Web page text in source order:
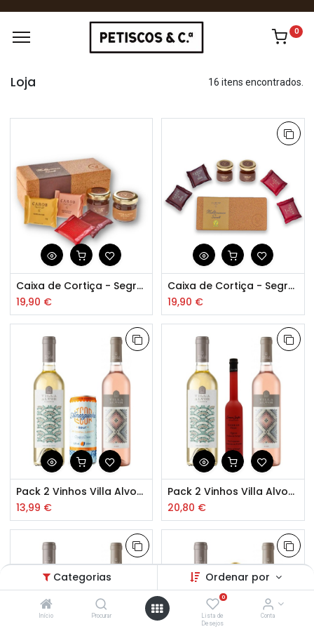
Categorias Ordenar por
Início Procurar
0
Lista de
Desejos
Conta
0
Loja 16 itens encontrados.
Caixa de Cortiça - Segredos de Alfarroba
19,90 €
Caixa de Cortiça - Segredos de Alfarroba Vegan
19,90 €
Pack 2 Vinhos Villa Alvor e Amarguinha
13,99 €
Pack 2 Vinhos Villa Alvor e Licor de Figo
20,80 €